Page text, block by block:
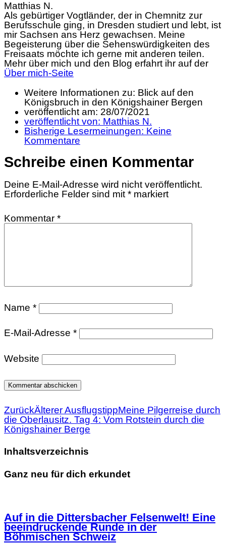
Matthias N.
Als gebürtiger Vogtländer, der in Chemnitz zur
Berufsschule ging, in Dresden studiert und lebt, ist
mir Sachsen ans Herz gewachsen. Meine
Begeisterung über die Sehenswürdigkeiten des
Freisaats möchte ich gerne mit anderen teilen.
Mehr über mich und den Blog erfahrt ihr auf der
Über mich-Seite
Weitere Informationen zu: Blick auf den
Königsbruch in den Königshainer Bergen
veröffentlicht am: 28/07/2021
veröffentlicht von: Matthias N.
Bisherige Lesermeinungen: Keine
Kommentare
Schreibe einen Kommentar
Deine E-Mail-Adresse wird nicht veröffentlicht.
Erforderliche Felder sind mit * markiert
Kommentar *
Name *
E-Mail-Adresse *
Website
ZurückÄlterer AusflugstippMeine Pilgerreise durch
die Oberlausitz. Tag 4: Vom Rotstein durch die
Königshainer Berge
Inhaltsverzeichnis
Ganz neu für dich erkundet
Auf in die Dittersbacher Felsenwelt! Eine
beeindruckende Runde in der
Böhmischen Schweiz